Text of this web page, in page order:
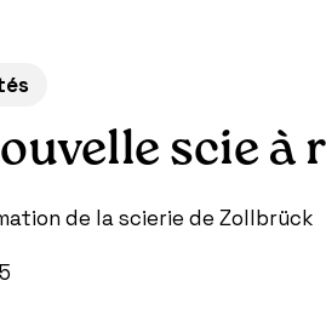
scie
de la scierie de Zollbrück